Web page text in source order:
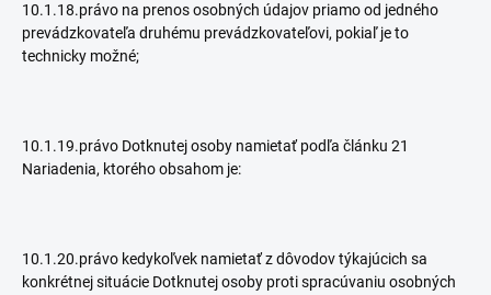
10.1.18.právo na prenos osobných údajov priamo od jedného
prevádzkovateľa druhému prevádzkovateľovi, pokiaľ je to
technicky možné;
10.1.19.právo Dotknutej osoby namietať podľa článku 21
Nariadenia, ktorého obsahom je:
10.1.20.právo kedykoľvek namietať z dôvodov týkajúcich sa
konkrétnej situácie Dotknutej osoby proti spracúvaniu osobných